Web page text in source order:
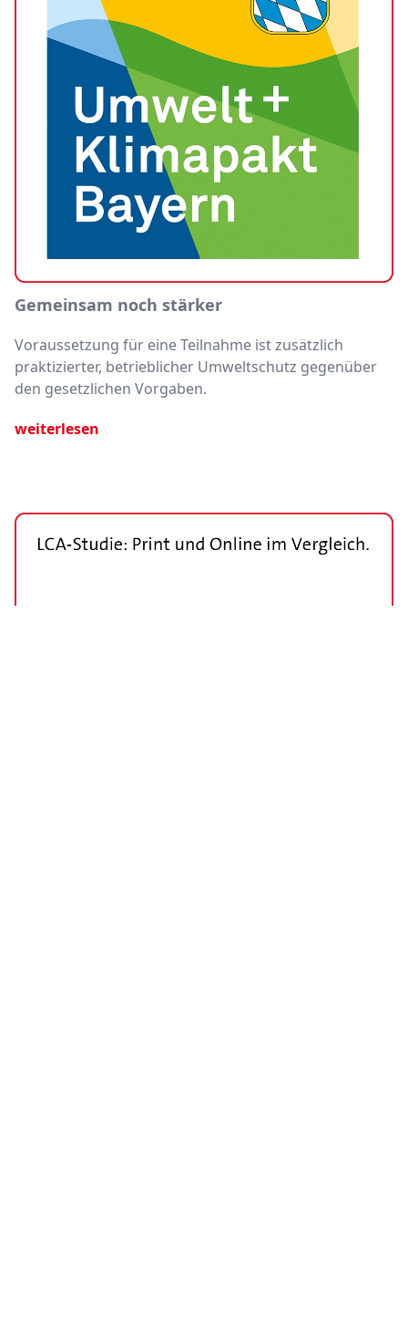
Gemeinsam noch stärker
Voraussetzung für eine Teilnahme ist zusätzlich
praktizierter, betrieblicher Umweltschutz gegenüber
den gesetzlichen Vorgaben.
weiterlesen